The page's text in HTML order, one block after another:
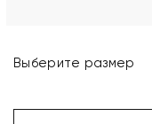
Выберите размер